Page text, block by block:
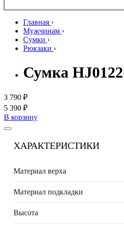
Главная ›
Мужчинам ›
Сумки ›
Рюкзаки ›
Сумка
3 790 ₽
5 390 ₽
В корзину
ХАРАКТЕРИСТИКИ
Материал верха
Материал подкладки
Высота